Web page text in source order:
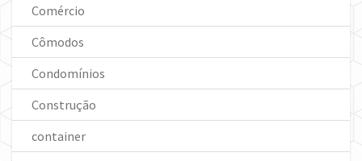
Comércio
Cômodos
Condomínios
Construção
container